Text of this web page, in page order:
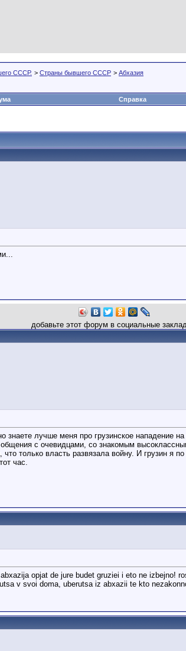
СССР. > Страны бывшего СССР > Абхазия
Справка
добавьте этот форум в социальные
знаете лучше меня про грузинское
с очевидцами, со знакомым
только власть развязала войну. И грузин я
час.
opjat de jure budet gruziei i eto ne izbejno!
v svoi doma, uberutsa iz abxazii te kto